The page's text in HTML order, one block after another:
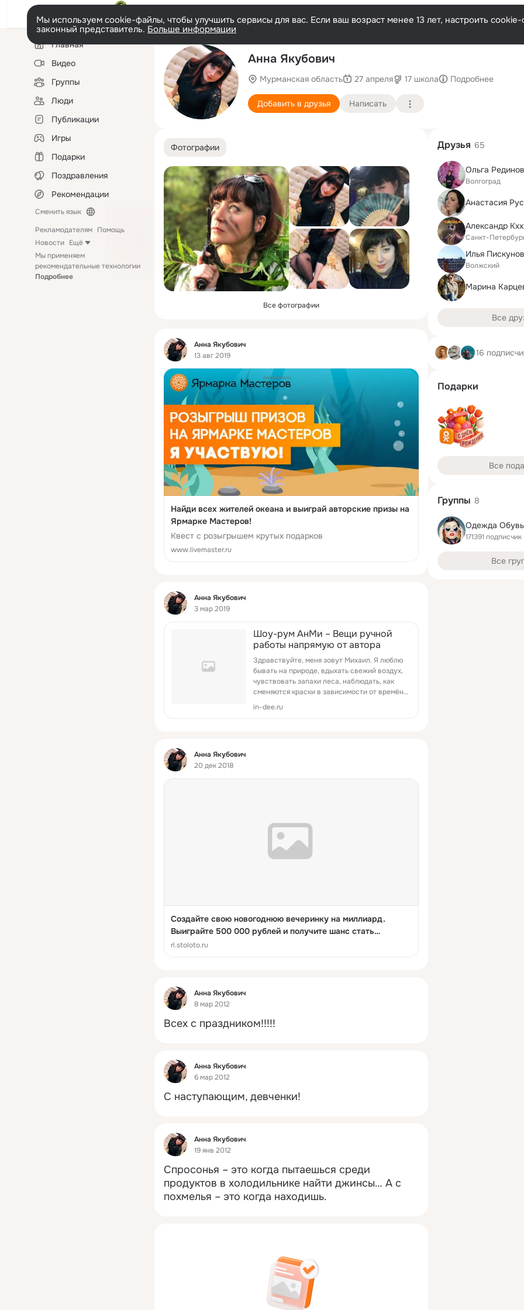
Мы используем cookie-файлы, чтобы улучшить сервисы для вас. Если ваш возраст менее 13 лет, настроить
законный представитель. Больше информации
Левая
колонкаГлавная
Видео
Группы
Люди
Публикации
Игры
Подарки
Поздравления
Рекомендации
Сменить язык
Рекламодателям Помощь
Новости Ещё
Мы применяем
рекомендательные технологии
Подробнее
Анна Якубович
Мурманская область 27 апреля 17 школа Подробнее
Добавить в друзья Написать
Фотографии
Все фотографии
Фид
Анна Якубович
13 авг 2019
Найди всех жителей океана и выиграй авторские призы на
Ярмарке Мастеров!
Квест с розыгрышем крутых подарков
www.livemaster.ru
Фид
Анна Якубович
3 мар 2019
Шоу-рум АнМи – Вещи ручной
работы напрямую от автора
Здравствуйте, меня зовут Михаил. Я люблю
бывать на природе, вдыхать свежий воздух,
чувствовать запахи леса, наблюдать, как
сменяются краски в зависимости от времён
года. Собственно это меня и вдохнови...
in-dee.ru
Фид
Анна Якубович
20 дек 2018
Создайте свою новогоднюю вечеринку на миллиард.
Выиграйте 500 000 рублей и получите шанс стать
миллиардером
rl.stoloto.ru
Фид
Анна Якубович
8 мар 2012
Всех с праздником!!!!!
Фид
Анна Якубович
6 мар 2012
С наступающим, девченки!
Фид
Анна Якубович
19 янв 2012
Спросонья – это когда пытаешься среди
продуктов в холодильнике найти джинсы… А с
похмелья – это когда находишь.
Друзья 65
Ольга
Волгоград
Анастасия
Александр
Санкт-
Илья Пискунов
Волжский
Марина
Все
16
Подарки
Все
Группы 8
171391 подписчик
Все